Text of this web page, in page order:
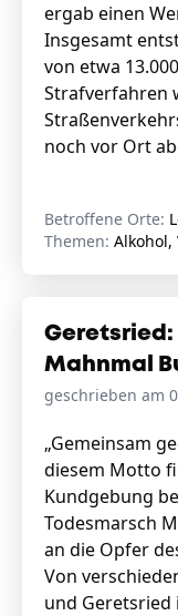
ergab einen
Insgesamt
von etwa
Strafverfahren
noch vor Ort
Betroffene Orte:
Themen: Alkohol,
Geretsried:
Mahnmal
geschrieben am
„Gemeinsam
diesem Motto
Kundgebung
Todesmarsch
an die Opfer
Von
und Geretsried